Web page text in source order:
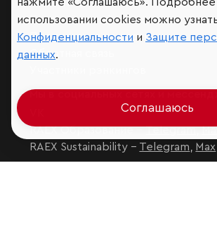
Аналитика
Контактная информация
Подписаться на рассылку
Обратная связь
Мы в социальных сетях и
RAEX Образование –Telegram,
RAEX Sustainability – Telegram Max
использовании cookies можно
Конфиденциальности и Защите
данных.
Соглашаюсь